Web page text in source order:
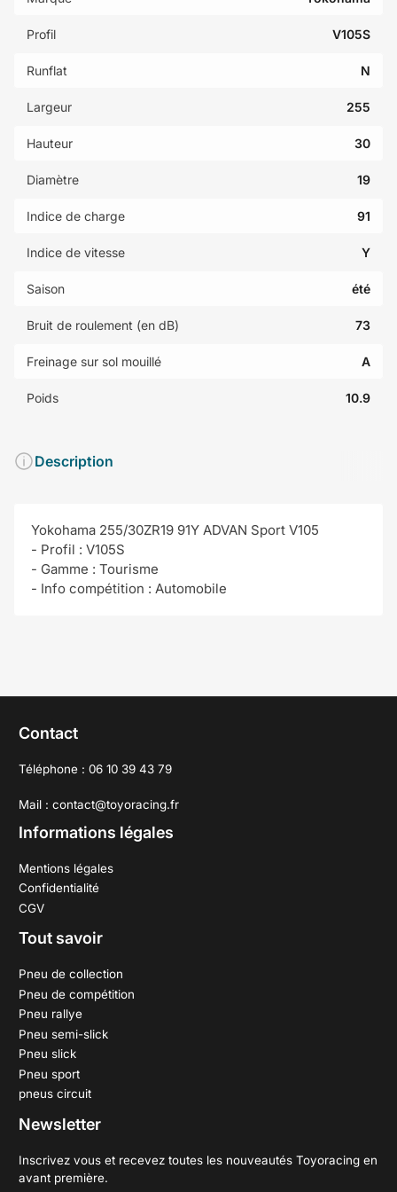
Profil V105S
Runflat N
Largeur 255
Hauteur 30
Diamètre 19
Indice de charge 91
Indice de vitesse Y
Saison été
Bruit de roulement (en dB) 73
Freinage sur sol mouillé A
Poids 10.9
Description
Yokohama 255/30ZR19 91Y ADVAN Sport V105
- Profil : V105S
- Gamme : Tourisme
- Info compétition : Automobile
Contact
Téléphone : 06 10 39 43 79
Mail : contact@toyoracing.fr
Informations légales
Mentions légales
Confidentialité
CGV
Tout savoir
Pneu de collection
Pneu de compétition
Pneu rallye
Pneu semi-slick
Pneu slick
Pneu sport
pneus circuit
Newsletter
Inscrivez vous et recevez toutes les nouveautés Toyoracing en
avant première.